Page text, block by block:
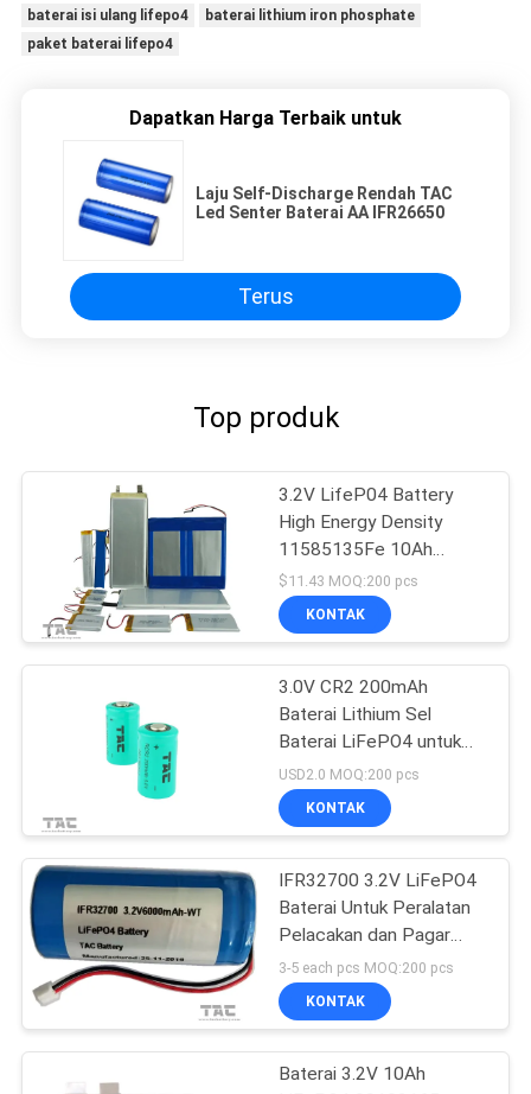
baterai isi ulang lifepo4
baterai lithium iron phosphate
paket baterai lifepo4
Dapatkan Harga Terbaik untuk
Laju Self-Discharge Rendah TAC
Led Senter Baterai AA IFR26650
Terus
Top produk
3.2V LifeP04 Battery
High Energy Density
11585135Fe 10Ah
Lithium Iron Phosphate
$11.43 MOQ:200 pcs
KONTAK
3.0V CR2 200mAh
Baterai Lithium Sel
Baterai LiFePO4 untuk
Pena Meridian
USD2.0 MOQ:200 pcs
KONTAK
IFR32700 3.2V LiFePO4
Baterai Untuk Peralatan
Pelacakan dan Pagar
Listrik Tenaga Surya
3-5 each pcs MOQ:200 pcs
KONTAK
Baterai 3.2V 10Ah